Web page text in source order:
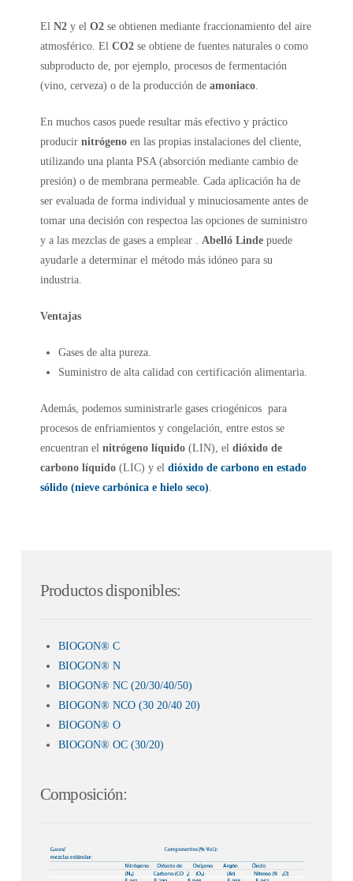
El N2y el O2 se obtienen mediante fraccionamiento del aire
atmosférico. El CO2 se obtiene de fuentes naturales o como
subproducto de, por ejemplo, procesos de fermentación
(vino, cerveza) o de la producción de amoniaco.
En muchos casos puede resultar más efectivo y práctico
producir nitrógenoen las propias instalaciones del cliente,
utilizando una planta PSA (absorción mediante cambio de
presión) o de membrana permeable. Cada aplicación ha de
ser evaluada de forma individual y minuciosamente antes de
tomar una decisión con respectoa las opciones de suministro
y a las mezclas de gases a emplear . Abelló Lindepuede
ayudarle a determinar el método más idóneo para su
industria.
Ventajas
Gases de alta pureza.
Suministro de alta calidad con certificación alimentaria.
Además, podemos suministrarle gases criogénicos para
procesos de enfriamientos y congelación, entre estos se
encuentran el nitrógeno líquido(LIN), el dióxido de
carbono líquido(LIC) y el dióxido de carbono en estado
sólido (nieve carbónica e hielo seco)
Productos disponibles:
BIOGON® C
BIOGON® N
BIOGON® NC (20/30/40/50)
BIOGON® NCO (30 20/40 20)
BIOGON® O
BIOGON® OC (30/20)
Composición: